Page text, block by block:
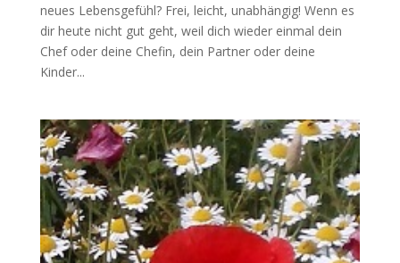
neues Lebensgefühl? Frei, leicht, unabhängig! Wenn es
dir heute nicht gut geht, weil dich wieder einmal dein
Chef oder deine Chefin, dein Partner oder deine
Kinder...